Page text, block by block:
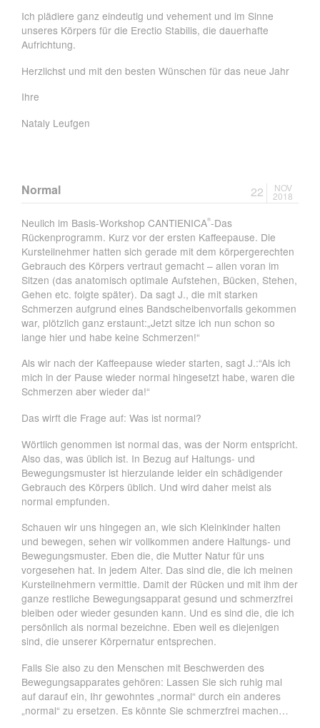
Ich plädiere ganz eindeutig und vehement und im Sinne
unseres Körpers für die Erectio Stabilis, die dauerhafte
Aufrichtung.
Herzlichst und mit den besten Wünschen für das neue Jahr
Ihre
Nataly Leufgen
Normal 22 NOV
2018
Neulich im Basis-Workshop CANTIENICA®-Das
Rückenprogramm. Kurz vor der ersten Kaffeepause. Die
Kursteilnehmer hatten sich gerade mit dem körpergerechten
Gebrauch des Körpers vertraut gemacht – allen voran im
Sitzen (das anatomisch optimale Aufstehen, Bücken, Stehen,
Gehen etc. folgte später). Da sagt J., die mit starken
Schmerzen aufgrund eines Bandscheibenvorfalls gekommen
war, plötzlich ganz erstaunt:„Jetzt sitze ich nun schon so
lange hier und habe keine Schmerzen!“
Als wir nach der Kaffeepause wieder starten, sagt J.:“Als ich
mich in der Pause wieder normal hingesetzt habe, waren die
Schmerzen aber wieder da!“
Das wirft die Frage auf: Was ist normal?
Wörtlich genommen ist normal das, was der Norm entspricht.
Also das, was üblich ist. In Bezug auf Haltungs- und
Bewegungsmuster ist hierzulande leider ein schädigender
Gebrauch des Körpers üblich. Und wird daher meist als
normal empfunden.
Schauen wir uns hingegen an, wie sich Kleinkinder halten
und bewegen, sehen wir vollkommen andere Haltungs- und
Bewegungsmuster. Eben die, die Mutter Natur für uns
vorgesehen hat. In jedem Alter. Das sind die, die ich meinen
Kursteilnehmern vermittle. Damit der Rücken und mit ihm der
ganze restliche Bewegungsapparat gesund und schmerzfrei
bleiben oder wieder gesunden kann. Und es sind die, die ich
persönlich als normal bezeichne. Eben weil es diejenigen
sind, die unserer Körpernatur entsprechen.
Falls Sie also zu den Menschen mit Beschwerden des
Bewegungsapparates gehören: Lassen Sie sich ruhig mal
auf darauf ein, Ihr gewohntes „normal“ durch ein anderes
„normal“ zu ersetzen. Es könnte Sie schmerzfrei machen…